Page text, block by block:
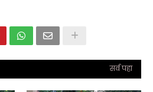
सर्व पहा